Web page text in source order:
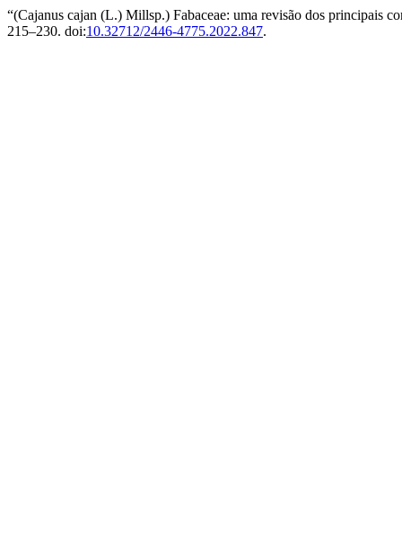
“(Cajanus cajan (L.) Millsp.) Fabaceae: uma revisão dos principais
215–230. doi:10.32712/2446-4775.2022.847.